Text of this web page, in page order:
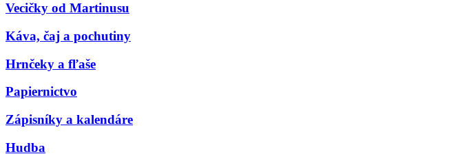
Vecičky od Martinusu
Káva, čaj a pochutiny
Hrnčeky a fľaše
Papiernictvo
Zápisníky a kalendáre
Hudba